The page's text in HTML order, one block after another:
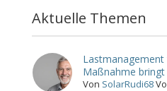
Aktuelle Themen
Lastmanagement
Maßnahme
Von SolarRudi68